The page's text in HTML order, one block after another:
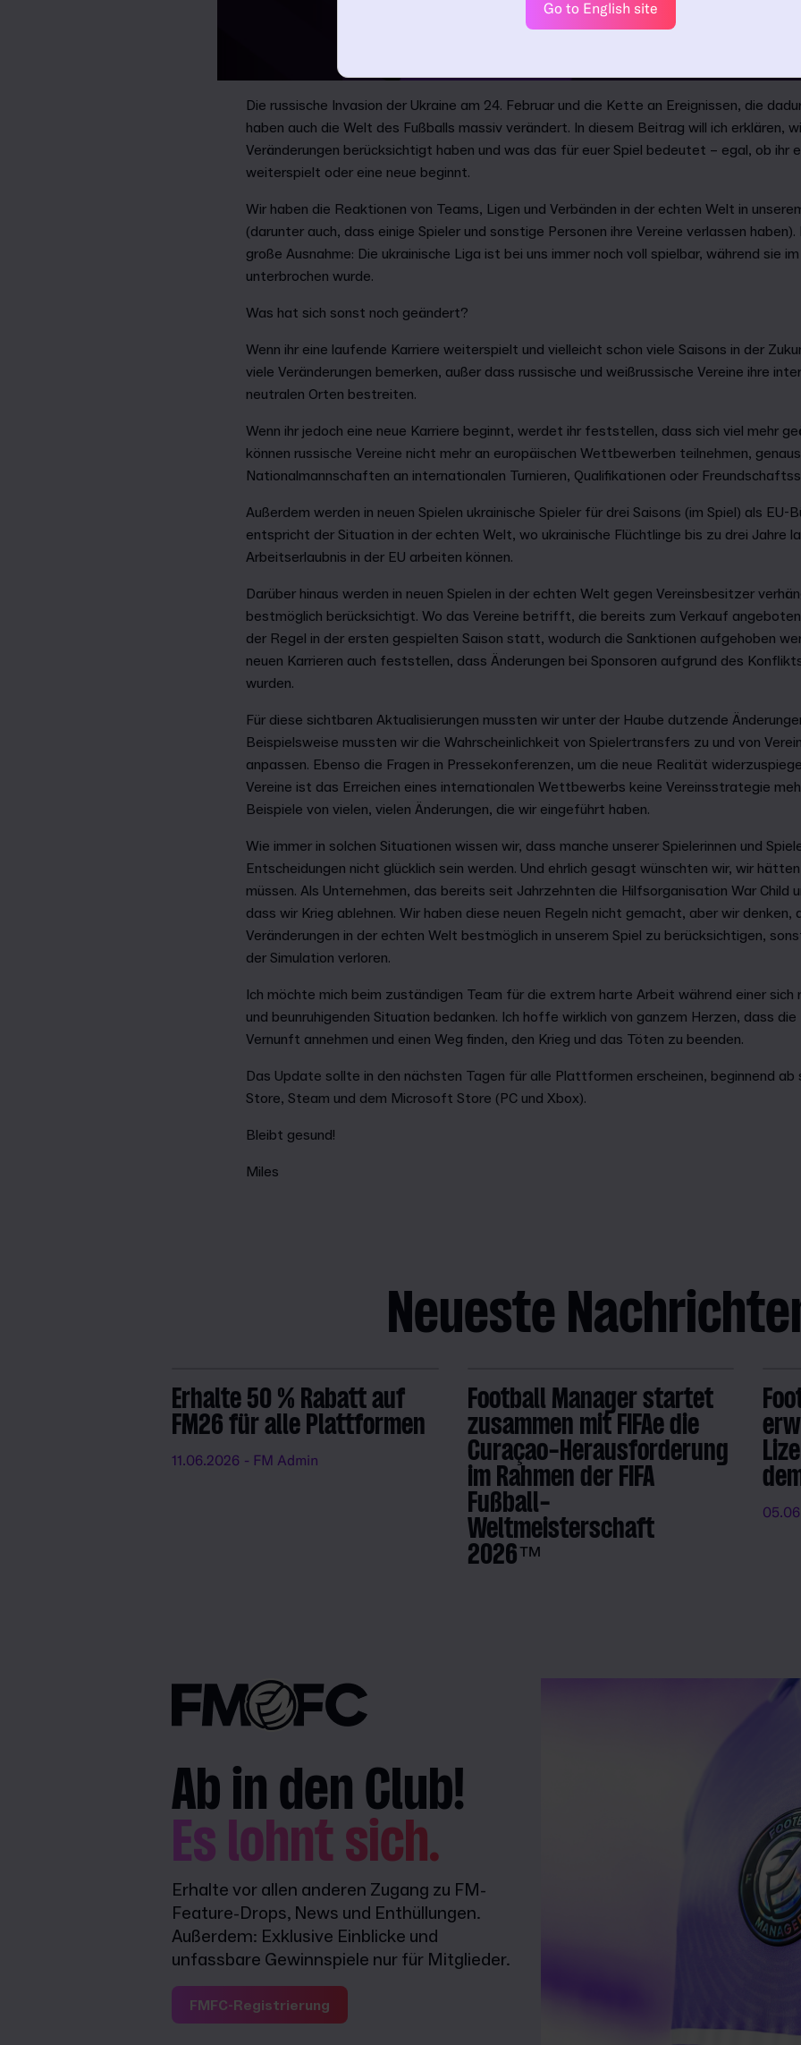
Die russische Invasion der Ukraine am 24. Februar und die Kette an Ereignissen, die
haben auch die Welt des Fußballs massiv verändert. In diesem Beitrag will ich erklären,
Veränderungen berücksichtigt haben und was das für euer Spiel bedeutet – egal, ob ihr
weiterspielt oder eine neue beginnt.
Wir haben die Reaktionen von Teams, Ligen und Verbänden in der echten Welt in
(darunter auch, dass einige Spieler und sonstige Personen ihre Vereine verlassen
große Ausnahme: Die ukrainische Liga ist bei uns immer noch voll spielbar, während sie
unterbrochen wurde.
Was hat sich sonst noch geändert?
Wenn ihr eine laufende Karriere weiterspielt und vielleicht schon viele Saisons in der
viele Veränderungen bemerken, außer dass russische und weißrussische Vereine ihre
neutralen Orten bestreiten.
Wenn ihr jedoch eine neue Karriere beginnt, werdet ihr feststellen, dass sich viel mehr
können russische Vereine nicht mehr an europäischen Wettbewerben teilnehmen,
Nationalmannschaften an internationalen Turnieren, Qualifikationen oder
Außerdem werden in neuen Spielen ukrainische Spieler für drei Saisons (im Spiel) als EU-
entspricht der Situation in der echten Welt, wo ukrainische Flüchtlinge bis zu drei Jahre
Arbeitserlaubnis in der EU arbeiten können.
Darüber hinaus werden in neuen Spielen in der echten Welt gegen Vereinsbesitzer
bestmöglich berücksichtigt. Wo das Vereine betrifft, die bereits zum Verkauf
der Regel in der ersten gespielten Saison statt, wodurch die Sanktionen aufgehoben
neuen Karrieren auch feststellen, dass Änderungen bei Sponsoren aufgrund des
wurden.
Für diese sichtbaren Aktualisierungen mussten wir unter der Haube dutzende
Beispielsweise mussten wir die Wahrscheinlichkeit von Spielertransfers zu und von
anpassen. Ebenso die Fragen in Pressekonferenzen, um die neue Realität
Vereine ist das Erreichen eines internationalen Wettbewerbs keine Vereinsstrategie
Beispiele von vielen, vielen Änderungen, die wir eingeführt haben.
Wie immer in solchen Situationen wissen wir, dass manche unserer Spielerinnen und
Entscheidungen nicht glücklich sein werden. Und ehrlich gesagt wünschten wir, wir
müssen. Als Unternehmen, das bereits seit Jahrzehnten die Hilfsorganisation War
dass wir Krieg ablehnen. Wir haben diese neuen Regeln nicht gemacht, aber wir
Veränderungen in der echten Welt bestmöglich in unserem Spiel zu berücksichtigen,
der Simulation verloren.
Ich möchte mich beim zuständigen Team für die extrem harte Arbeit während einer
und beunruhigenden Situation bedanken. Ich hoffe wirklich von ganzem Herzen, dass
Vernunft annehmen und einen Weg finden, den Krieg und das Töten zu beenden.
Das Update sollte in den nächsten Tagen für alle Plattformen erscheinen, beginnend
Store, Steam und dem Microsoft Store (PC und Xbox).
Bleibt gesund!
Miles
Neueste
Erhalte 50 % Rabatt auf
FM26 für alle Plattformen
11.06.2026 - FM Admin
Football Manager startet
zusammen mit FIFAe die
Curaçao-Herausforderung
im Rahmen der FIFA
Fußball-
Weltmeisterschaft
2026™
Ab in den Club!
Es lohnt sich.
Erhalte vor allen anderen Zugang zu FM-
Feature-Drops, News und Enthüllungen.
Außerdem: Exklusive Einblicke und
unfassbare Gewinnspiele nur für Mitglieder.
FMFC-Registrierung
Go to English site